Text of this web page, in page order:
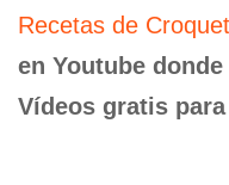
Recetas de
en Youtube
Vídeos gratis